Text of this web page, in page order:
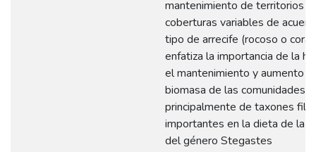
mantenimiento de territorios
coberturas variables de
tipo de arrecife (rocoso o
enfatiza la importancia de la
el mantenimiento y aumento
biomasa de las comunidades
principalmente de taxones
importantes en la dieta de la
del género Stegastes